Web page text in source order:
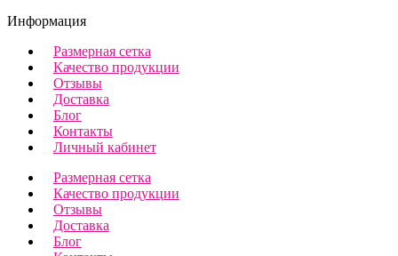
Информация
Размерная сетка
Качество продукции
Отзывы
Доставка
Блог
Контакты
Личный кабинет
Размерная сетка
Качество продукции
Отзывы
Доставка
Блог